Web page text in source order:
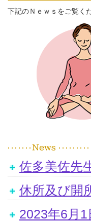
下記のＮｅｗｓをご覧く
佐多美佐先
休所及び開
2023年6月